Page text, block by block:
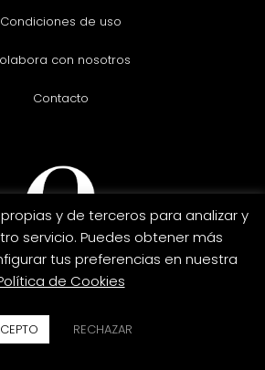
Condiciones de uso
con nosotros
Contacto
© 2026. Essenah.
Credit
y de terceros para analizar y
servicio. Puedes obtener más
tus preferencias en nuestra
de Cookies
RECHAZAR